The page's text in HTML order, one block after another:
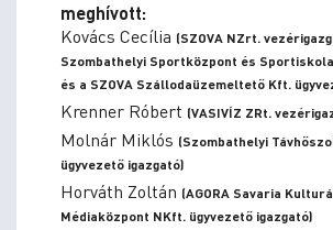
meghívott:
Kovács Cecília (SZOVA NZrt.
Szombathelyi Sportközpont és
és a SZOVA Szállodaüzemeltető Kft.
Krenner Róbert (VASIVÍZ ZRt.
Molnár Miklós (Szombathelyi
ügyvezető igazgató)
Horváth Zoltán (AGORA Savaria
Médiaközpont NKft. ügyvezető igazgató)